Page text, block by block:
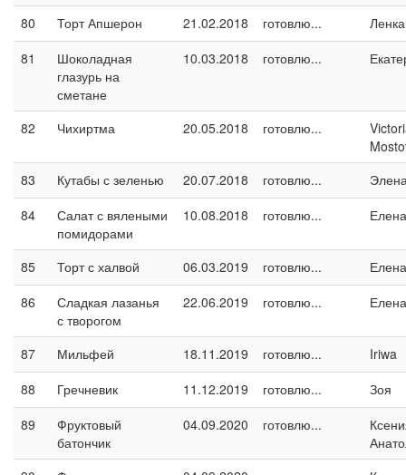
80 Торт Апшерон 21.02.2018 готовлю...
81
Шоколадная
глазурь на
сметане
10.03.2018 готовлю...
82 Чихиртма 20.05.2018 готовлю...
83
Кутабы с зеленью 20.07.2018 готовлю...
84
Салат с вялеными
помидорами
10.08.2018 готовлю...
85 Торт с халвой 06.03.2019 готовлю...
Елена
86
Сладкая лазанья
с творогом
22.06.2019 готовлю...
87 Мильфей 18.11.2019 готовлю...
Iriwa
88
Гречневик 11.12.2019 готовлю...
Зоя
89
Фруктовый
батончик
04.09.2020 готовлю...